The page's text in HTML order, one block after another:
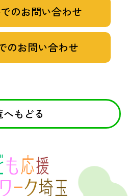
のお問い合わせ
のお問い合わせ
へもどる